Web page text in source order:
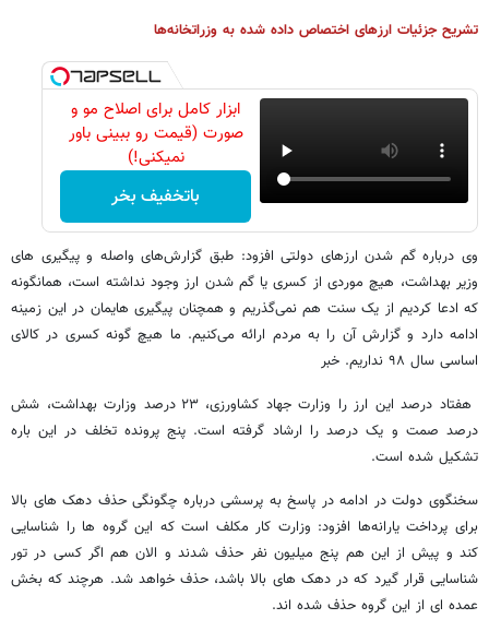
تشریح جزئیات ارزهای اختصاص داده شده به وزراتخانه‌ها
ابزار کامل برای اصلاح مو و
صورت (قیمت رو ببینی باور
نمیکنی!)
باتخفیف بخر
وی درباره گم شدن ارزهای دولتی افزود: طبق گزارش‌های واصله و پیگیری های
وزیر بهداشت، هیچ موردی از کسری یا گم شدن ارز وجود نداشته است، همانگونه
که ادعا کردیم از یک سنت هم نمی‌گذریم و همچنان پیگیری هایمان در این زمینه
ادامه دارد و گزارش آن را به مردم ارائه می‌کنیم. ما هیچ گونه کسری در کالای
اساسی سال ۹۸ نداریم. خبر
هفتاد درصد این ارز را وزارت جهاد کشاورزی، ۲۳ درصد وزارت بهداشت، شش
درصد صمت و یک درصد را ارشاد گرفته است. پنج پرونده تخلف در این باره
تشکیل شده است.
سخنگوی دولت در ادامه در پاسخ به پرسشی درباره چگونگی حذف دهک های بالا
برای پرداخت یارانه‌ها افزود: وزارت کار مکلف است که این گروه ها را شناسایی
کند و پیش از این هم پنج میلیون نفر حذف شدند و الان هم اگر کسی در تور
شناسایی قرار گیرد که در دهک های بالا باشد، حذف خواهد شد. هرچند که بخش
عمده ای از این گروه حذف شده اند.